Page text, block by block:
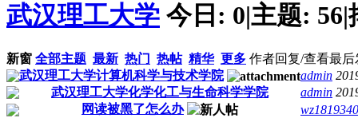
武汉理工大学 今日: 0|主题: 56|
新窗 全部主题 最新 热门 热帖 精华 更多 作者回复/查看最后
武汉理工大学计算机科学与技术学院
admin
武汉理工大学化学化工与生命科学学院
admin
网读被黑了怎么办